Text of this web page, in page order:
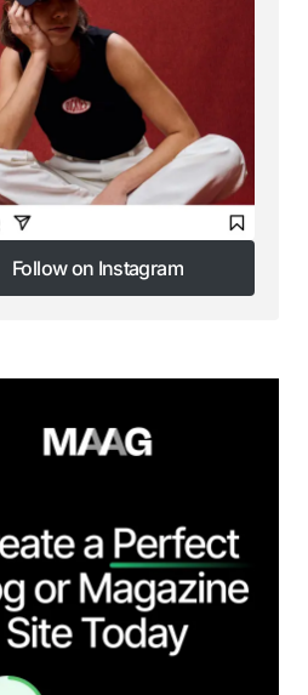
Follow on Instagram
Follow on Instagram